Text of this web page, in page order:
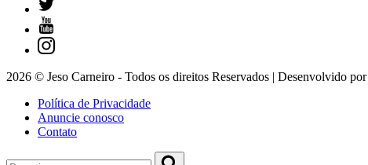
2026 © Jeso Carneiro - Todos os direitos Reservados | Desenvolvido por
Política de Privacidade
Anuncie conosco
Contato